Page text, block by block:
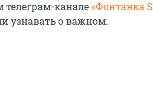
канале«Фонтанка
узнавать о важном.